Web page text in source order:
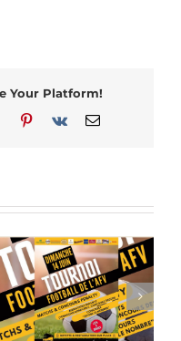
Your Platform!
TumblrPinterest
Vk Email